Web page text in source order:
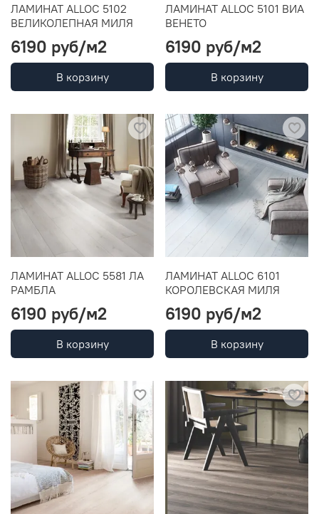
ЛАМИНАТ ALLOC 5102
ВЕЛИКОЛЕПНАЯ МИЛЯ
6190 руб/м2
В корзину
ЛАМИНАТ ALLOC 5101 ВИА
ВЕНЕТО
6190 руб/м2
В корзину
ЛАМИНАТ ALLOC 5581 ЛА
РАМБЛА
6190 руб/м2
В корзину
ЛАМИНАТ ALLOC 6101
КОРОЛЕВСКАЯ МИЛЯ
6190 руб/м2
В корзину